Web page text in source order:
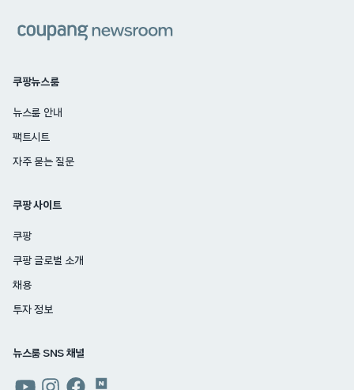
쿠팡뉴스룸
뉴스룸 안내
팩트시트
자주 묻는 질문
쿠팡 사이트
쿠팡
쿠팡 글로벌 소개
채용
투자 정보
뉴스룸 SNS 채널